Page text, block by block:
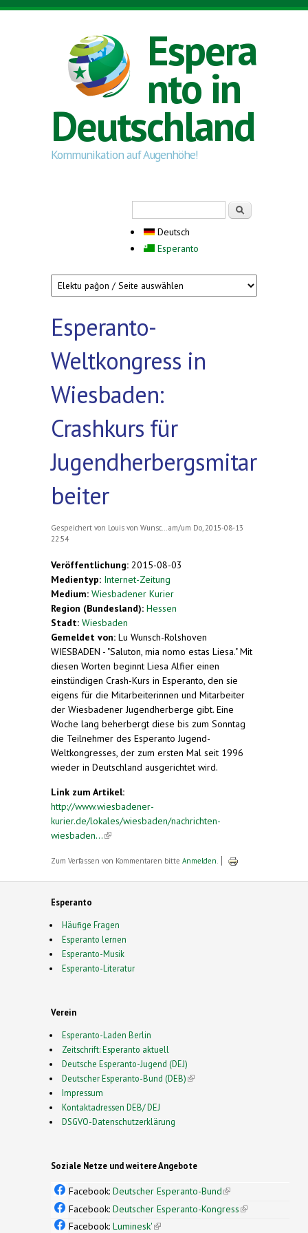
Direkt zum Inhalt
Espera
nto in
Deutschland
Kommunikation auf Augenhöhe!
Deutsch
Esperanto
Esperanto-
Weltkongress in
Wiesbaden:
Crashkurs für
Jugendherbergsmitar
beiter
Gespeichert von Louis von Wunsc...
am/um Do, 2015-08-13
22:54
Veröffentlichung: 2015-08-03
Medientyp: Internet-Zeitung
Medium: Wiesbadener Kurier
Region (Bundesland): Hessen
Stadt: Wiesbaden
Gemeldet von: Lu Wunsch-Rolshoven
WIESBADEN - "Saluton, mia nomo estas Liesa." Mit
diesen Worten beginnt Liesa Alfier einen
einstündigen Crash-Kurs in Esperanto, den sie
eigens für die Mitarbeiterinnen und Mitarbeiter
der Wiesbadener Jugendherberge gibt. Eine
Woche lang beherbergt diese bis zum Sonntag
die Teilnehmer des Esperanto Jugend-
Weltkongresses, der zum ersten Mal seit 1996
wieder in Deutschland ausgerichtet wird.
Link zum Artikel:
http://www.wiesbadener-
kurier.de/lokales/wiesbaden/nachrichten-
wiesbaden...(link is external)
Zum Verfassen von Kommentaren bitte Anmelden
Esperanto
Häufige Fragen
Esperanto lernen
Esperanto-Musik
Esperanto-Literatur
Verein
Esperanto-Laden Berlin
Zeitschrift: Esperanto aktuell
Deutsche Esperanto-Jugend (DEJ)
Deutscher Esperanto-Bund (DEB)(link is external)
Impressum
Kontaktadressen DEB/ DEJ
DSGVO-Datenschutzerklärung
Soziale Netze und weitere Angebote
Facebook: Deutscher Esperanto-Bund(link is
external)
Facebook: Deutscher Esperanto-Kongress(link is
Facebook: Luminesk'(link is external)